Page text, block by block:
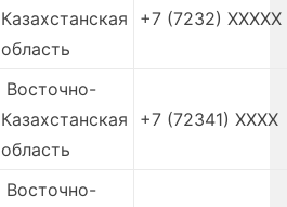
Казахстанская
область
+7 (7232) XXXXX
Восточно-
Казахстанская
область
+7 (72341) XXXX
Восточно-